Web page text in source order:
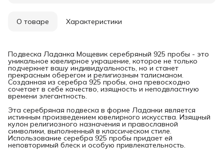
О товаре Характеристики
Подвеска Ладанка Мощевик серебряный 925 пробы - это
уникальное ювелирное украшение, которое не только
подчеркнет вашу индивидуальность, но и станет
прекрасным оберегом и религиозным талисманом.
Созданная из серебра 925 пробы, она превосходно
сочетает в себе качество, изящность и неподвластную
времени элегантность.
Эта серебряная подвеска в форме Ладанки является
истинным произведением ювелирного искусства. Изящный
кулон религиозного назначения и православной
символики, выполненный в классическом стиле.
Использование серебра 925 пробы придает ей
неповторимый блеск и особую привлекательность.